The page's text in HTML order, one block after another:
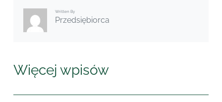
Written By
Przedsiębiorca
Więcej wpisów